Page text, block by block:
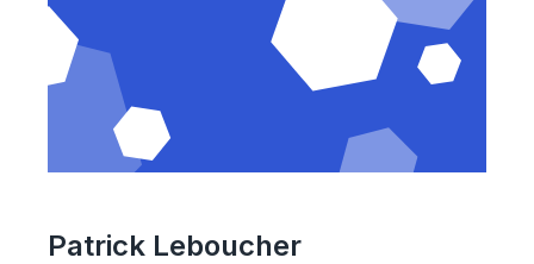
Patrick Leboucher